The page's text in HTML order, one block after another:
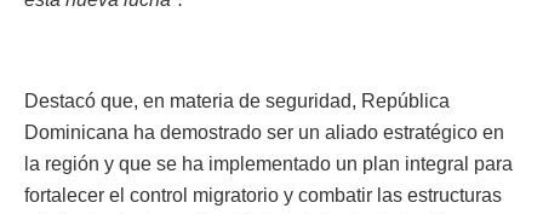
Destacó que, en materia de seguridad, República
Dominicana ha demostrado ser un aliado estratégico en
la región y que se ha implementado un plan integral para
fortalecer el control migratorio y combatir las estructuras